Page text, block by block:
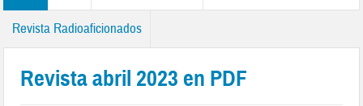
Revista Radioaficionados
Revista abril 2023 en PDF